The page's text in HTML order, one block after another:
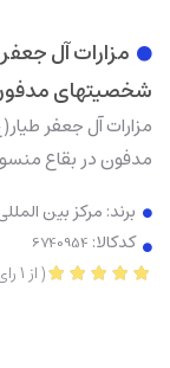
شخصیتهای
مدفون در بقاع
برند: مرکز بین
کدکالا:
(از1